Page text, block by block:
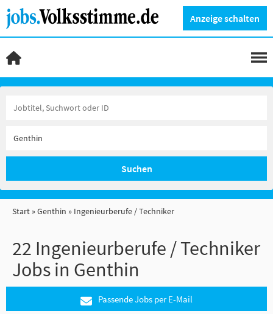
Anzeige schalten
Suchen
Start Genthin Ingenieurberufe / Techniker
22 Ingenieurberufe / Techniker
Jobs in Genthin
Passende Jobs per E-Mail